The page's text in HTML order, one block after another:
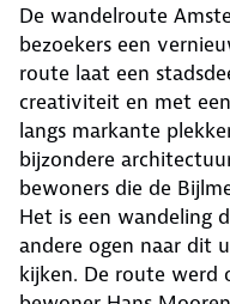
De wandelroute
bezoekers een
route laat een
creativiteit en met
langs markante
bijzondere
bewoners die de
Het is een wandeling
andere ogen naar dit
kijken. De route werd